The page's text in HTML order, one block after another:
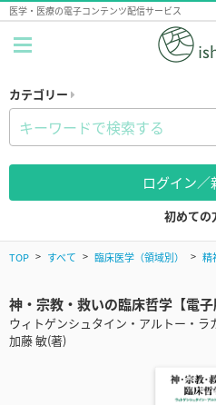
医学・医療の電子コンテンツ配信サービス
カテゴリー
ログイン／
初めての
TOP すべて 臨床医学（領域別） 精
神・宗教・救いの臨床哲学【電子
ウィトゲンシュタイン・アルトー・ラ
加藤 敏(著)